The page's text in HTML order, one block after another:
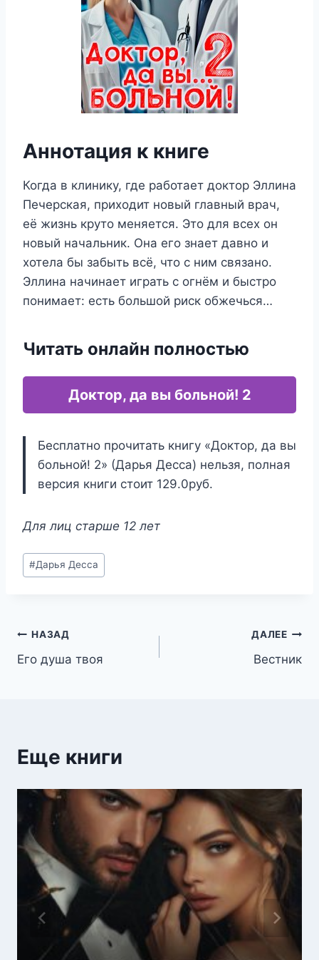
Аннотация к книге
Когда в клинику, где работает доктор Эллина
Печерская, приходит новый главный врач,
её жизнь круто меняется. Это для всех он
новый начальник. Она его знает давно и
хотела бы забыть всё, что с ним связано.
Эллина начинает играть с огнём и быстро
понимает: есть большой риск обжечься…
Читать онлайн полностью
Доктор, да вы больной! 2
Бесплатно прочитать книгу «Доктор, да вы
больной! 2» (Дарья Десса) нельзя, полная
версия книги стоит 129.0руб.
Для лиц старше 12 лет
Метки
записи:
#Дарья Десса
Навигация
по
НАЗАД
Его душа твоя
ДАЛЕЕ
Вестник
Еще книги